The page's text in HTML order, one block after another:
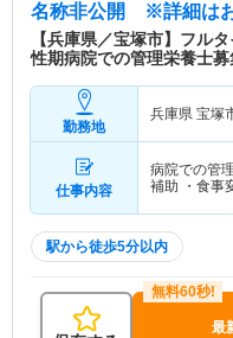
名称非公開 ※詳細は
【兵庫県／宝塚市】フル
性期病院での管理栄養士募
勤務地
兵庫県 宝塚
仕事内容
病院での管
補助 ・食事
駅から徒歩5分以内
最